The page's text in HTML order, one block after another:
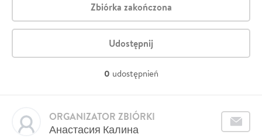
Zbiórka zakończona
Udostępnij
0 udostępnień
Анастасия Калина
ORGANIZATOR ZBIÓRKI